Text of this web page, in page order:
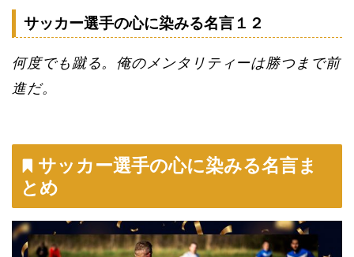
サッカー選手の心に染みる名言１２
何度でも蹴る。俺のメンタリティーは勝つまで前
進だ。
サッカー選手の心に染みる名言ま
とめ